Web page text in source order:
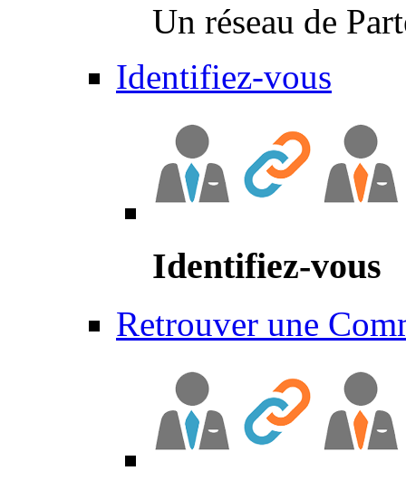
Un réseau de
Identifiez-vous
Identifiez-vous
Retrouver une